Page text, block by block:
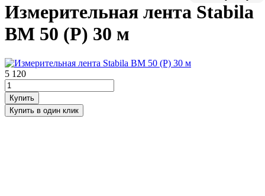
Измерительная лента Stabila
BM 50 (P) 30 м
5 120